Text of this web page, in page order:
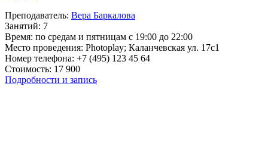
Преподаватель: Вера Баркалова
Занятий: 7
Время: по средам и пятницам с 19:00 до 22:00
Место проведения: Photoplay; Каланчевская ул. 17c1
Номер телефона: +7 (495) 123 45 64
Стоимость: 17 900
Подробности и запись